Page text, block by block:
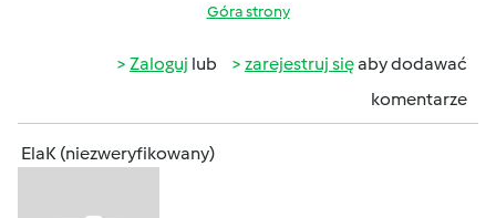
Góra strony
Zaloguj lub zarejestruj sięaby dodawać
komentarze
ElaK (niezweryfikowany)